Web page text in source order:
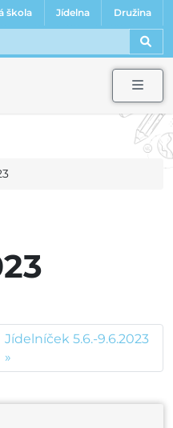
škola Jídelna Družina
Jídelníček 5.6.-9.6.2023